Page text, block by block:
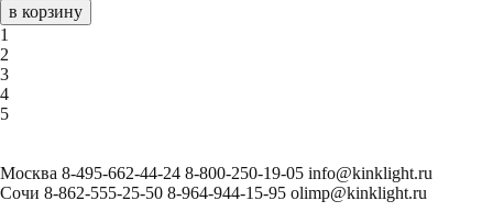
в корзину
1
2
3
4
5
Москва 8-495-662-44-24 8-800-250-19-05 info@kinklight.ru
Сочи 8-862-555-25-50 8-964-944-15-95 olimp@kinklight.ru